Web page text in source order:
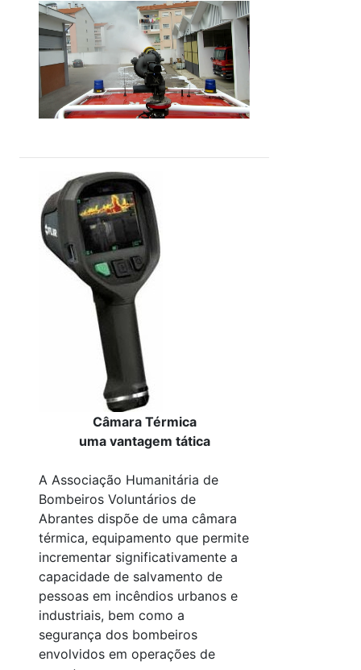
Câmara Térmica
uma vantagem tática
A Associação Humanitária de
Bombeiros Voluntários de
Abrantes dispõe de uma câmara
térmica, equipamento que permite
incrementar significativamente a
capacidade de salvamento de
pessoas em incêndios urbanos e
industriais, bem como a
segurança dos bombeiros
envolvidos em operações de